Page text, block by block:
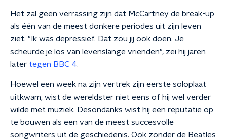
Het zal geen verrassing zijn dat McCartney de break-up
als één van de meest donkere periodes uit zijn leven
ziet. "Ik was depressief. Dat zou jij ook doen. Je
scheurde je los van levenslange vrienden", zei hij jaren
later tegen BBC 4.
Hoewel een week na zijn vertrek zijn eerste soloplaat
uitkwam, wist de wereldster niet eens of hij wel verder
wilde met muziek. Desondanks wist hij een reputatie op
te bouwen als een van de meest succesvolle
songwriters uit de geschiedenis. Ook zonder de Beatles